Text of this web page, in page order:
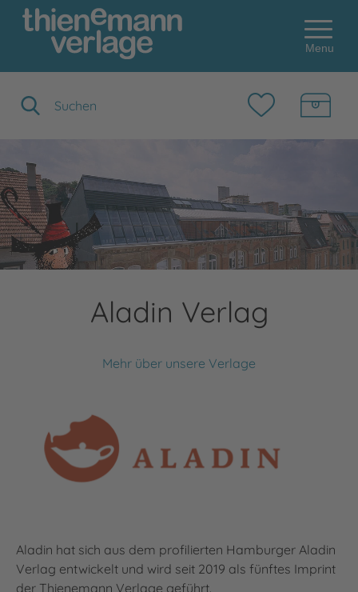
Menu
Aladin Verlag
Mehr über unsere Verlage
Aladin hat sich aus dem profilierten Hamburger Aladin
Verlag entwickelt und wird seit 2019 als fünftes Imprint
der Thienemann Verlage geführt.